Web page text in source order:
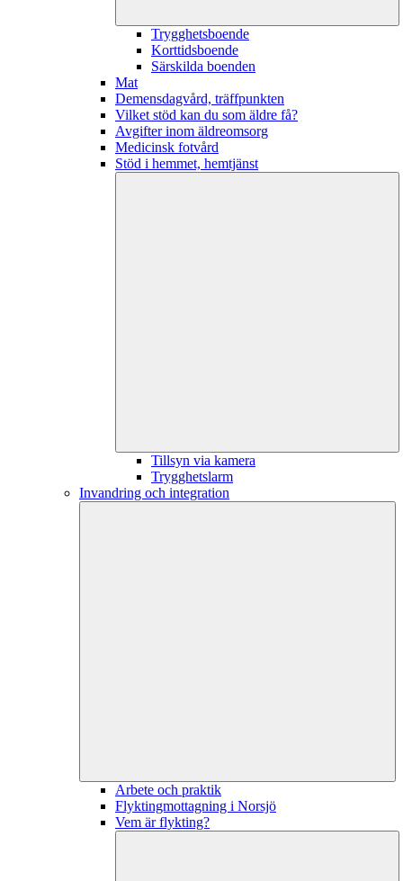
Trygghetsboende
Korttidsboende
Särskilda boenden
Mat
Demensdagvård, träffpunkten
Vilket stöd kan du som äldre få?
Avgifter inom äldreomsorg
Medicinsk fotvård
Stöd i hemmet, hemtjänst
Tillsyn via kamera
Trygghetslarm
Invandring och integration
Arbete och praktik
Flyktingmottagning i Norsjö
Vem är flykting?